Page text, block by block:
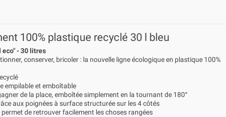
100% plastique recyclé 30 l bleu
eco" - 30 litres
conserver, bricoler : la nouvelle ligne écologique en plastique 100%
empilable et emboîtable
de la place, emboîtée simplement en la tournant de 180°
aux poignées à surface structurée sur les 4 côtés
de retrouver facilement les choses rangées